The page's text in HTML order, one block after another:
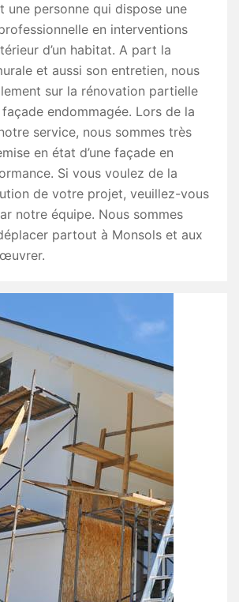
une personne qui dispose une
en interventions
d’un habitat. A part la
et aussi son entretien, nous
sur la rénovation partielle
façade endommagée. Lors de la
service, nous sommes très
en état d’une façade en
Si vous voulez de la
de votre projet, veuillez-vous
notre équipe. Nous sommes
partout à Monsols et aux